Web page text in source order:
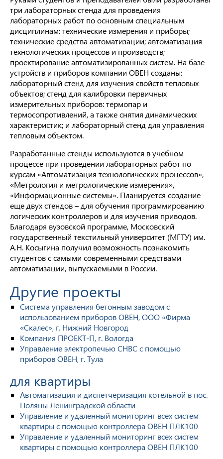
три лабораторных стенда для проведения
лабораторных работ по основным специальным
дисциплинам: технические измерения и приборы;
технические средства автоматизации; автоматизация
технологических процессов и производств;
проектирование автоматизированных систем. На базе
устройств и приборов компании ОВЕН созданы:
лабораторный стенд для изучения свойств тепловых
объектов; стенд для калибровки первичных
измерительных приборов: термопар и
термосопротивлений, а также снятия динамических
характеристик; и лабораторный стенд для управления
тепловым объектом.
Разработанные стенды используются в учебном
процессе при проведении лабораторных работ по
курсам «Автоматизация технологических процессов»,
«Метрология и метрологические измерения»,
«Информационные системы». Планируется создание
еще двух стендов – для обучения программированию
логических контроллеров и для изучения приводов.
Благодаря вузовской программе, Московский
государственный текстильный университет (МГТУ) им.
А.Н. Косыгина получил возможность познакомить
студентов с самыми современными средствами
автоматизации, выпускаемыми в России.
Другие проекты
Система управления бетонным заводом с
использованием приборов ОВЕН, ООО «Фирма
«Скалес», г. Нижний Новгород
Компания ПРОЕКТ-П, г. Вологда
Управление электропечью СНВС с помощью
приборов ОВЕН, г. Тула
для квартиры
Автоматизация и диспетчеризация котельной в пос.
Поляны Ленинградской области
Управление и удаленный мониторинг всех систем
квартиры с помощью контроллера ОВЕН ПЛК100
Управление и удаленный мониторинг всех систем
квартиры с помощью контроллера ОВЕН ПЛК100